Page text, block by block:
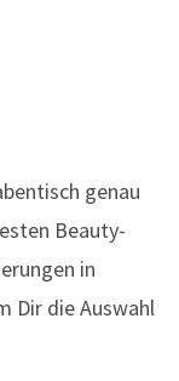
genau
Beauty-
in
Dir die Auswahl